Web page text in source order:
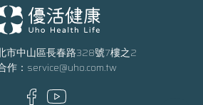
市中山區長春路328號7樓之2
作： service@uho.com.tw